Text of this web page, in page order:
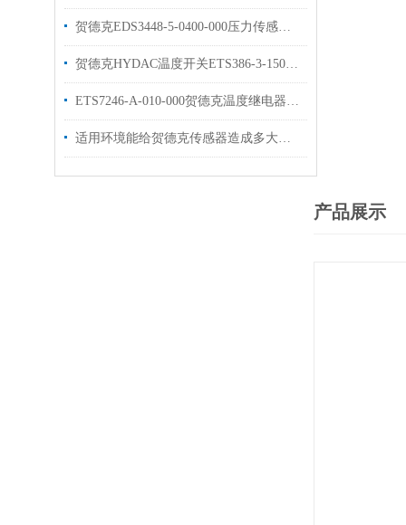
贺德克EDS3448-5-0400-000压力传感器工作原理
贺德克HYDAC温度开关ETS386-3-150-000介绍
ETS7246-A-010-000贺德克温度继电器描述
适用环境能给贺德克传感器造成多大的影响呢
产品展示